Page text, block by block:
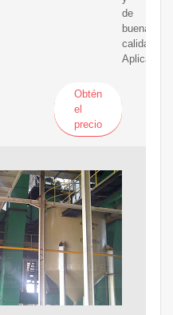
de
buena
calidad.
Aplicación
Obtén
el
precio